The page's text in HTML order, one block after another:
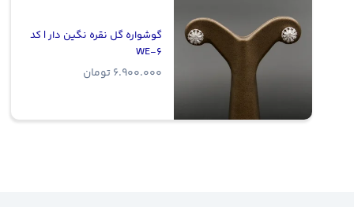
گوشواره گل نقره نگین دار | کد
WE-6
6.900.000 تومان